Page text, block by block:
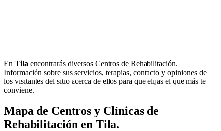
En Tila encontrarás diversos Centros de Rehabilitación.
Información sobre sus servicios, terapias, contacto y opiniones de
los visitantes del sitio acerca de ellos para que elijas el que más te
conviene.
Mapa de Centros y Clínicas de
Rehabilitación en Tila.